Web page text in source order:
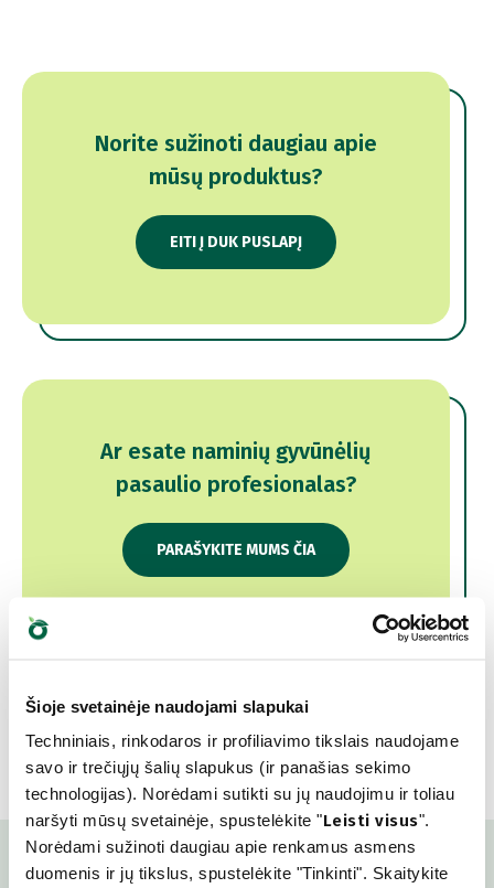
Šioje svetainėje naudojami slapukai
Techniniais, rinkodaros ir profiliavimo tikslais naudojame
savo ir trečiųjų šalių slapukus (ir panašias sekimo
technologijas). Norėdami sutikti su jų naudojimu ir toliau
naršyti mūsų svetainėje, spustelėkite "Leisti visus".
Norėdami sužinoti daugiau apie renkamus asmens
duomenis ir jų tikslus, spustelėkite "Tinkinti". Skaitykite
Norite sužinoti daugiau apie
mūsų produktus?
EITI Į DUK PUSLAPĮ
Ar esate naminių gyvūnėlių
pasaulio profesionalas?
PARAŠYKITE MUMS ČIA